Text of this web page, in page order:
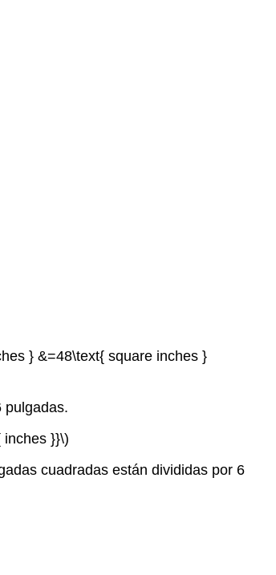
} &=48\text{ square inches }
pulgadas.
inches }}\)
cuadradas están divididas por 6